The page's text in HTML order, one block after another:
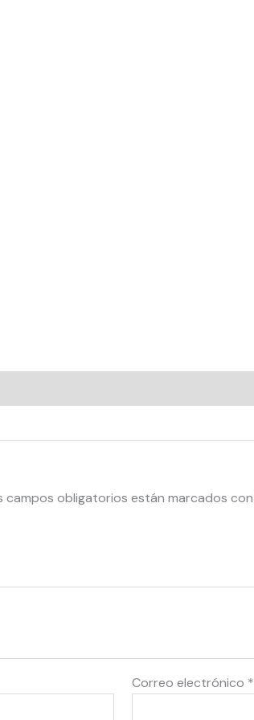
campos obligatorios están marcados con
Correo electrónico *